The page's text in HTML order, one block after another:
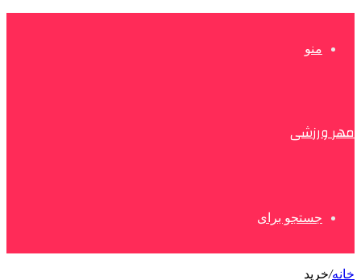
منو
مهر ورزشی
جستجو برای
خانه/خرید